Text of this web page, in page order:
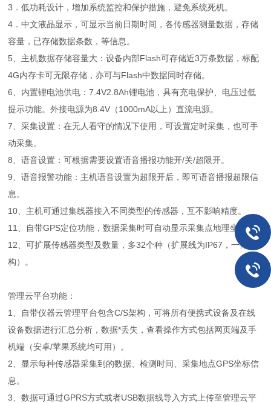
3．低功耗设计，增加系统监控和保护措施，避免系统死机。
4．中文液晶显示，可显示当前日期时间，各传感器测量数据，存储
容量，已存储数据条数，等信息。
5、主机数据存储容量大：设备内部Flash可存储近3万条数据，标配
4G内存卡可无限存储，亦可与Flash中数据同时存储。
6、内置锂电池供电：7.4V2.8Ah锂电池，具有充电保护、电压过低
提示功能。外接电源为8.4V（1000mA以上）直流电源。
7、采集设置：在无人看守的情况下使用，可设置定时采集，也可手
动采集。
8、语音设置：可根据需要设置语音播报功能开/关/超限开。
9、语音报警功能：主机语音设置为超限开后，即可语音播报超限信
息。
10、主机可通过集线器接入不同类型的传感器，互不影响精度。
11、自带GPS定位功能，数据采集时可自动显示采集点地理坐标。
12、可扩展传感器类型及数量，多32个种（扩展线为IP67，一体结
构）。
管理云平台功能：
1、自带仪器云管理平台包含C/S架构，可将所有便携式设备及在线
设备数据进行汇总分析，数据*丢失，查看操作方式包括网页端及手
机端（安卓/苹果系统均可用）。
2、显示每种传感器采集到的数据、检测时间、采集地点GPS坐标信
息。
3、数据可通过GPRS方式或者USB数据线导入方式上传至管理云平